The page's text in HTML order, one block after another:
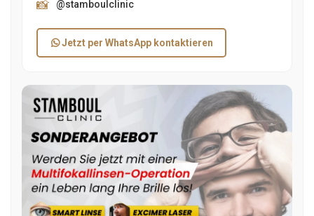
📸 @stamboulclinic
Jetzt per WhatsApp kontaktieren